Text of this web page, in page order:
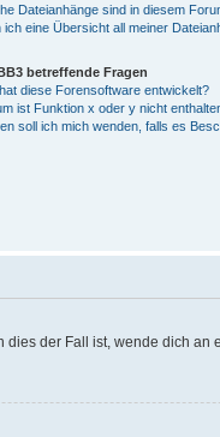
Dateianhänge sind in diesem
ich eine Übersicht all meiner
betreffende Fragen
diese Forensoftware entwickelt?
ist Funktion x oder y nicht
soll ich mich wenden, falls es
der Fall ist, wende dich